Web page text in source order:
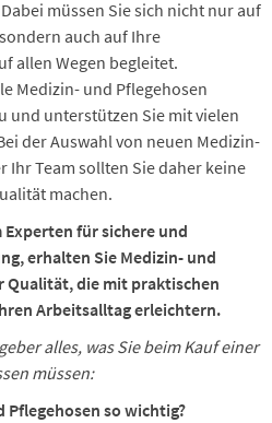
müssen Sie sich nicht nur auf
auch auf Ihre
allen Wegen begleitet.
Medizin- und Pflegehosen
und unterstützen Sie mit vielen
der Auswahl von neuen Medizin-
Ihr Team sollten Sie daher keine
machen.
für sichere und
erhalten Sie Medizin- und
Qualität, die mit praktischen
Arbeitsalltag erleichtern.
alles, was Sie beim Kauf einer
müssen:
Pflegehosen so wichtig?